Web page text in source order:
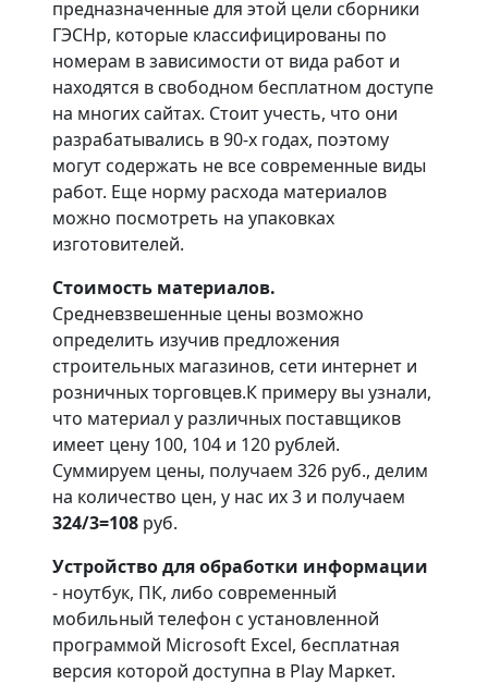
предназначенные для этой цели сборники
ГЭСНр, которые классифицированы по
номерам в зависимости от вида работ и
находятся в свободном бесплатном доступе
на многих сайтах. Стоит учесть, что они
разрабатывались в 90-х годах, поэтому
могут содержать не все современные виды
работ. Еще норму расхода материалов
можно посмотреть на упаковках
изготовителей.
Стоимость материалов.
Средневзвешенные цены возможно
определить изучив предложения
строительных магазинов, сети интернет и
розничных торговцев.К примеру вы узнали,
что материал у различных поставщиков
имеет цену 100, 104 и 120 рублей.
Суммируем цены, получаем 326 руб., делим
на количество цен, у нас их 3 и получаем
324/3=108 руб.
Устройство для обработки информации
- ноутбук, ПК, либо современный
мобильный телефон с установленной
программой Microsoft Excel, бесплатная
версия которой доступна в Play Маркет.